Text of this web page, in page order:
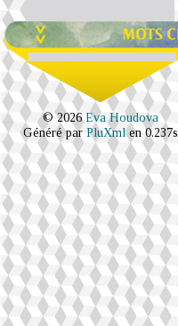
© 2026Eva Houdova
Généré par PluXmlen 0.237s